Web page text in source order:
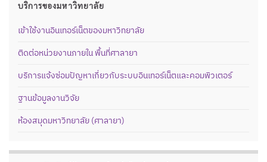
บริการของมหาวิทยาลัย
เข้าใช้งานอินเทอร์เน็ตของมหาวิทยาลัย
ติดต่อหน่วยงานภายใน พื้นที่ศาลายา
บริการแจ้งซ่อมปัญหาเกี่ยวกับระบบอินเทอร์เน็ตและคอมพิวเตอร์
ฐานข้อมูลงานวิจัย
ห้องสมุดมหาวิทยาลัย (ศาลายา)